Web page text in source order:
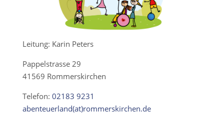
Leitung: Karin Peters
Pappelstrasse 29
41569 Rommerskirchen
Telefon: 02183 9231
abenteuerland(at)rommerskirchen.de